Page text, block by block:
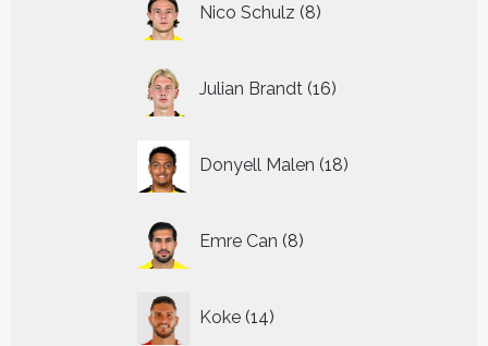
Nico Schulz 8
producten
Julian Brandt 16
producten
Donyell Malen 18
producten
Emre Can 8
producten
Koke 14
producten